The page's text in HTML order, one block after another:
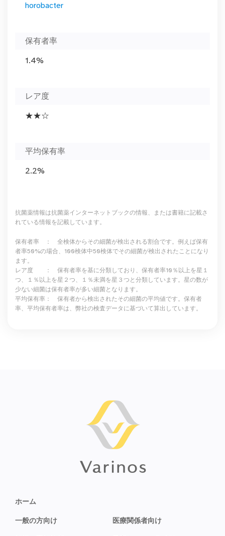
horobacter
保有者率
1.4%
レア度
★★☆
平均保有率
2.2%
抗菌薬情報は抗菌薬インターネットブックの情報、または書籍に記載さ
れている情報を記載しています。
保有者率 ： 全検体からその細菌が検出される割合です。例えば保有
者率50%の場合、100検体中50検体でその細菌が検出されたことになり
ます。
レア度 ： 保有者率を基に分類しており、保有者率10％以上を星１
つ、１％以上を星２つ、１％未満を星３つと分類しています。星の数が
少ない細菌は保有者率が多い細菌となります。
平均保有率： 保有者から検出されたその細菌の平均値です。保有者
率、平均保有者率は、弊社の検査データに基づいて算出しています。
ホーム
一般の方向け 医療関係者向け